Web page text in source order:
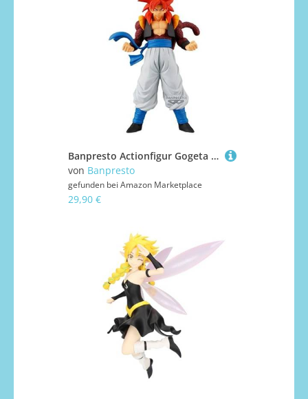
Banpresto Actionfigur Gogeta Super Saiyan 4 Dragon Ball GT, Solid Edge Works BP29756P, Mehrfarbig, Sammelfigur, optimal für Anime-Fans
von Banpresto
gefunden bei Amazon Marketplace
29,90 €